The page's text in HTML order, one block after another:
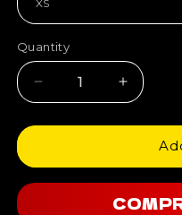
Quantity
Quantity
Decrease
quantity
for
BLUE
Swim
Increase
quantity
for
BLUE
Swim
Shorts